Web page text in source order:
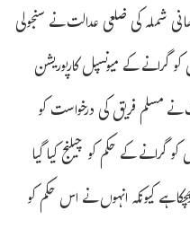
شملہ کی ضلعی عدالت نے سنجولی
گرانے کے میونسپل کارپوریشن
نے مسلم فریق کی درخواست کو
کے حکم کو چیلنج کیا گیا
ہے کیونکہ انہوں نے اس حکم کو